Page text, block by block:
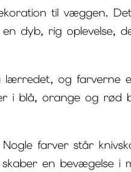
til væggen.
dyb, rig oplevelse,
lærredet, og farverne
i blå, orange og rød
farver står
en bevægelse i